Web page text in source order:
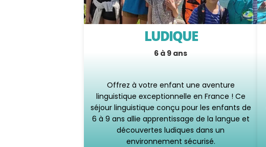
LUDIQUE
6 à 9 ans
Offrez à votre enfant une aventure
linguistique exceptionnelle en France ! Ce
séjour linguistique conçu pour les enfants de
6 à 9 ans allie apprentissage de la langue et
découvertes ludiques dans un
environnement sécurisé.